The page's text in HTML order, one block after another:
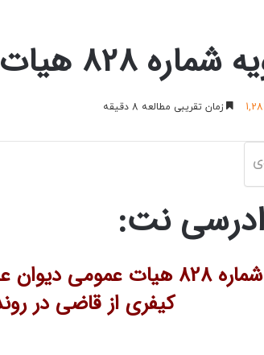
دیوان ‌عالی ‌کشور
زمان تقریبی مطالعه 8 دقیقه
نت:
رای وحدت رویه شماره 828
کیفری از قاضی در